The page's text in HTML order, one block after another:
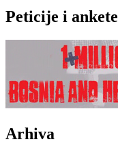
Peticije i ankete
Arhiva